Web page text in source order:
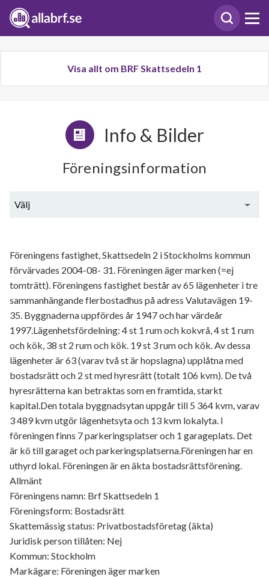
Visa allt om BRF Skattsedeln 1
Info & Bilder
Föreningsinformation
Välj
Föreningens fastighet, Skattsedeln 2 i Stockholms kommun
förvärvades 2004-08- 31. Föreningen äger marken (=ej
tomträtt). Föreningens fastighet består av 65 lägenheter i tre
sammanhängande flerbostadhus på adress Valutavägen 19-
35. Byggnaderna uppfördes år 1947 och har värdeår
1997.Lägenhetsfördelning: 4 st 1 rum och kokvrå, 4 st 1 rum
och kök, 38 st 2 rum och kök. 19 st 3 rum och kök. Av dessa
lägenheter är 63 (varav två st är hopslagna) upplåtna med
bostadsrätt och 2 st med hyresrätt (totalt 106 kvm). De två
hyresrätterna kan betraktas som en framtida, starkt
kapital.Den totala byggnadsytan uppgår till 5 364 kvm, varav
3 489 kvm utgör lägenhetsyta och 13 kvm lokalyta. I
föreningen finns 7 parkeringsplatser och 1 garageplats. Det
är kö till garaget och parkeringsplatserna.Föreningen har en
uthyrd lokal. Föreningen är en äkta bostadsrättsförening.
Allmänt
Föreningens namn: Brf Skattsedeln 1
Föreningsform: Bostadsrätt
Skattemässig status: Privatbostadsföretag (äkta)
Juridisk person tillåten: Nej
Kommun: Stockholm
Markägare: Föreningen äger marken